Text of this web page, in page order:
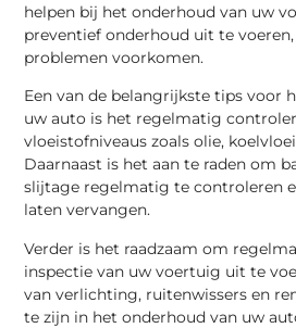
helpen bij het onderhoud van uw
preventief onderhoud uit te
problemen voorkomen.
Een van de belangrijkste tips voor
uw auto is het regelmatig
vloeistofniveaus zoals olie,
Daarnaast is het aan te raden om
slijtage regelmatig te controleren
laten vervangen.
Verder is het raadzaam om
inspectie van uw voertuig uit te
van verlichting, ruitenwissers en
te zijn in het onderhoud van uw